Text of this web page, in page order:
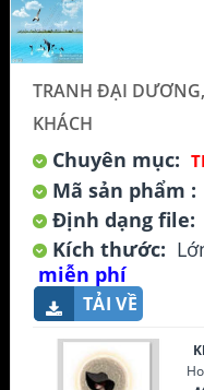
TRANH ĐẠI
KHÁCH
Chuyên mục:
Mã sản phẩm :
Định dạng file:
Kích thước:
miễn phí
TẢI VỀ